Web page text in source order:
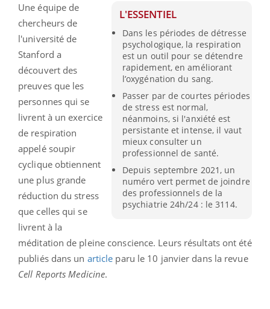
L'ESSENTIEL
Dans les périodes de détresse
psychologique, la respiration
est un outil pour se détendre
rapidement, en améliorant
l’oxygénation du sang.
Passer par de courtes périodes
de stress est normal,
néanmoins, si l'anxiété est
persistante et intense, il vaut
mieux consulter un
professionnel de santé.
Depuis septembre 2021, un
numéro vert permet de joindre
des professionnels de la
psychiatrie 24h/24 : le 3114.
Une équipe de
chercheurs de
l'université de
Stanford a
découvert des
preuves que les
personnes qui se
livrent à un exercice
de respiration
appelé soupir
cyclique obtiennent
une plus grande
réduction du stress
que celles qui se
livrent à la
méditation de pleine conscience. Leurs résultats ont été
publiés dans un article paru le 10 janvier dans la revue
Cell Reports Medicine.